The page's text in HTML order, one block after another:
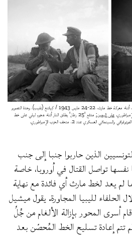
جندي بريطاني يشارك سجائر مع أسير ألماني، أثناء معركة خط مارث، 22-24 مارس 1943 / كِياتنغ (نقيب)، وحدة التصوير
على اليمين:
مدفع '25 رطل' يطلق النار أثناء هجوم ليلي على خط
الذين حاربوا جنبا إلى جنب
تواصل القتال في أوروبا، خاصة
لم يعد لخط مارث أي فائدة مع نهاية
الحلفاء لليبيا المجاورة. يقول ميشيل
أسرى المحور بإزالة الألغام من جُلِّ
بعد عام 1943. ولم تتم إعادة تسليح الخط المُحصّن بعد